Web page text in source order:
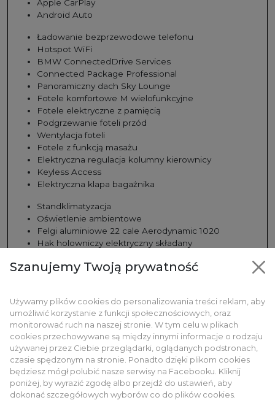
Apple CarPlay
Android Auto
Ładowanie bezprzewodowe telefonu
Hotspot WiFi
BMW ConnectedDrive Services
Connected Package Professional
Panoramiczny dach Sky Lounge
Fotele komfortowe M wielofunkcyjne
Fotele elektryczne z pamięcią
Podgrzewanie foteli przód
Wentylacja foteli
Fotele z funkcją masażu
Elektryczna regulacja kolumny kierownicy
Keyless Access
Elektryczna klapa bagażnika
Standklimatyzacja
Oświetlenie ambientowe
Felgi aluminiowe 22 cale Aerodynamic 1020
Hak holowniczy elektryczny składany
Reflektory laserowe BMW
Pakiet lusterek
Przyciemniane szyby
System personalizacji ustawień kierowcy
BMW IconicSounds Electric
Szanujemy Twoją prywatność
Używamy plików cookies do personalizowania treści reklam, aby
umożliwić korzystanie z funkcji społecznościowych, oraz
monitorować ruch na naszej stronie. W tym celu w plikach
cookies przechowywane są między innymi informacje o rodzaju
używanej przez Ciebie przeglądarki, oglądanych podstronach,
czasie spędzonym na stronie. Ponadto dzięki plikom cookies
będziesz mógł polubić nasze serwisy na Facebooku. Kliknij
poniżej, by wyrazić zgodę albo przejdź do ustawień, aby
dokonać szczegółowych wyborów co do plików cookies.